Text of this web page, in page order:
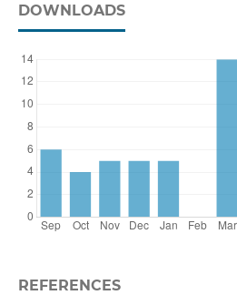
DOWNLOADS
REFERENCES